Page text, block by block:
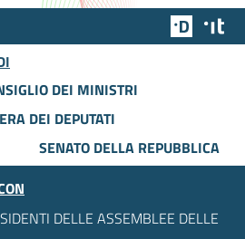
Team
DEI MINISTRI
DEI DEPUTATI
SENATO DELLA REPUBBLICA
DELLE ASSEMBLEE DELLE